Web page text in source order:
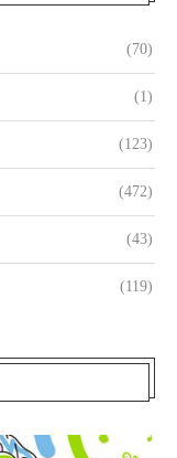
(70)
(1)
(123)
(472)
(43)
(119)